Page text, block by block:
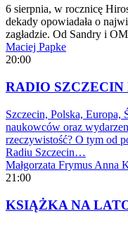
6 sierpnia, w rocznicę
dekady opowiadała o
zagładzie. Od Sandry i
Maciej Papke
20:00
RADIO SZCZECIN
Szczecin, Polska,
naukowców oraz
rzeczywistość? O tym od
Radiu Szczecin…
Małgorzata Frymus Anna
21:00
KSIĄŻKA NA